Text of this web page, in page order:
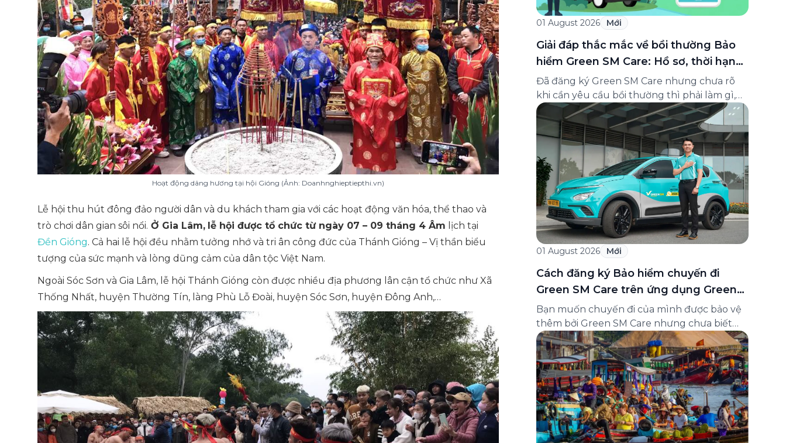
Hoạt động dâng hương tại hội Gióng (Ảnh: Doanhnghieptiepthi.vn)
Lễ hội thu hút đông đảo người dân và du khách tham gia với các hoạt động văn hóa, thể thao và
trò chơi dân gian sôi nổi. Ở Gia Lâm, lễ hội được tổ chức từ ngày 07 – 09 tháng 4 Âm lịch tại
Đền Gióng. Cả hai lễ hội đều nhằm tưởng nhớ và tri ân công đức của Thánh Gióng – Vị thần biểu
tượng của sức mạnh và lòng dũng cảm của dân tộc Việt Nam.
Ngoài Sóc Sơn và Gia Lâm, lễ hội Thánh Gióng còn được nhiều địa phương lân cận tổ chức như Xã
Thống Nhất, huyện Thường Tín, làng Phù Lỗ Đoài, huyện Sóc Sơn, huyện Đông Anh,…
01 August 2026 Mới
Giải đáp thắc mắc về bồi thường Bảo
hiểm Green SM Care: Hồ sơ, thời hạn
và cách liên hệ hỗ trợ
Đã đăng ký Green SM Care nhưng chưa rõ
khi cần yêu cầu bồi thường thì phải làm gì,
hồ sơ ra sao, hay giấy chứng nhận bảo hiểm
tìm ở đâu? Bài viết này tổng hợp đầy đủ các
câu hỏi thường gặp nhất về quy trình bồi
thường và hỗ trợ của Green […]
01 August 2026 Mới
Cách đăng ký Bảo hiểm chuyến đi
Green SM Care trên ứng dụng Green
SM
Bạn muốn chuyến đi của mình được bảo vệ
thêm bởi Green SM Care nhưng chưa biết
đăng ký ở đâu? Bài viết dưới đây sẽ hướng
dẫn chi tiết cách tham gia (và hủy tham gia)
gói bảo hiểm này ngay trên ứng dụng Green
SM, cùng những lưu ý quan trọng trước khi
[…]